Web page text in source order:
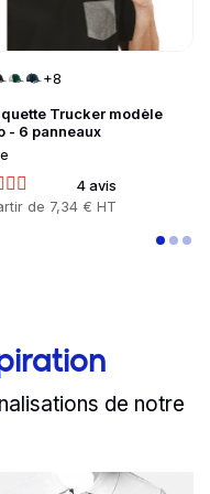
Trucker modèle
- 6 panneaux
4 avis
de 7,34 € HT
+8
de notre